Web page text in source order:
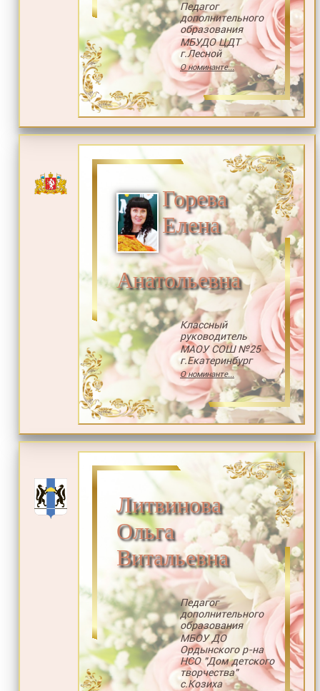
Педагог
дополнительного
образования
МБУДО ЦДТ
г.Лесной
О номинанте...
Горева
Елена
Анатольевна
Классный
руководитель
МАОУ СОШ №25
г.Екатеринбург
О номинанте...
Литвинова
Ольга
Витальевна
Педагог
дополнительного
образования
МБОУ ДО
Ордынского р-на
НСО "Дом детского
творчества"
с.Козиха